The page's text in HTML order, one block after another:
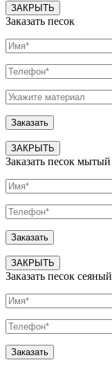
ЗАКРЫТЬ
Заказать песок
ЗАКРЫТЬ
Заказать песок мытый
ЗАКРЫТЬ
Заказать песок сеяный